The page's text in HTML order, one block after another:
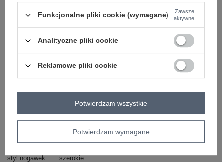
typ produktu
kamizelka+spodnie
okazja
codzienne do pracy wizytowe na imprezę
gładki
dominujący
długość
długa
rękaw
bez rękawów
kołnierzyk
zapięcie
guziki
pranie w pralce w 30°C
kieszenie
boczne
styl nogawek
szerokie
Funkcjonalne pliki cookie (wymagane)
Zawsze
aktywne
Analityczne pliki cookie
Reklamowe pliki cookie
Potwierdzam wymagane
Potwierdzam wszystkie